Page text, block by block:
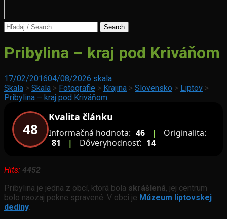
Search
Jurko,
lokalita
histórie
Pribylina – kraj pod Kriváňom
Mengusovská
dolina
17/02/201604/08/2026 skala
Skala > Skala > Fotografie > Krajina > Slovensko > Liptov >
Pribylina – kraj pod Kriváňom
48
Kvalita článku
Informačná hodnota: 46 |
Originalita:
81
| Dôveryhodnosť: 14
Hits: 4452
Pribylina je jedna z obcí, ktorá bola skrášlená, jej centrum
bolo naozaj pekne spravené. V obci je Múzeum liptovskej
dediny.